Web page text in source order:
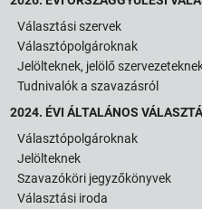
Választási szervek
Választópolgároknak
Jelölteknek, jelölő
Tudnivalók a szavazásról
2024. ÉVI ÁLTALÁNOS
Választópolgároknak
Jelölteknek
Szavazóköri jegyzőkönyvek
Választási iroda